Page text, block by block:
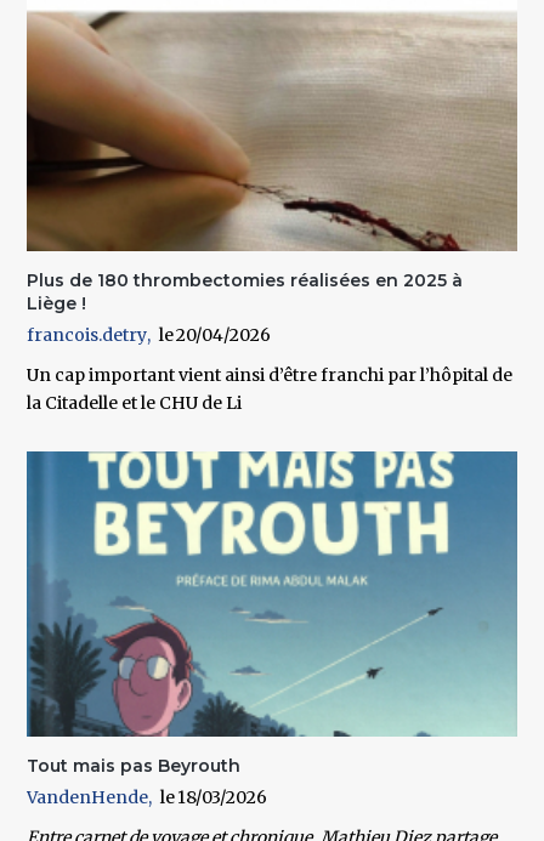
Plus de 180 thrombectomies réalisées en 2025 à
Liège !
francois.detry
20/04/2026
Un cap important vient ainsi d’être franchi par l’hôpital de
la Citadelle et le CHU de Li
Tout mais pas Beyrouth
VandenHende
18/03/2026